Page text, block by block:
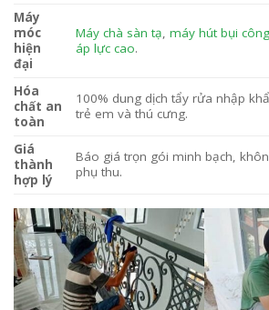
Máy
móc
hiện
đại
Máy chà sàn tạ, máy hút bụi
áp lực cao.
Hóa
chất an
toàn
100% dung dịch tẩy rửa nhập
trẻ em và thú cưng.
Giá
thành
hợp lý
Báo giá trọn gói minh bạch,
phụ thu.